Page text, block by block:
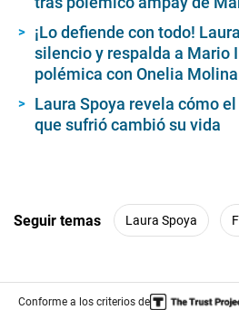
¡Lo defiende con todo!
silencio y respalda a Mario
polémica con Onelia Molina
Laura Spoya revela cómo
que sufrió cambió su vida
Seguir temas Laura Spoya
Conforme a los criterios de